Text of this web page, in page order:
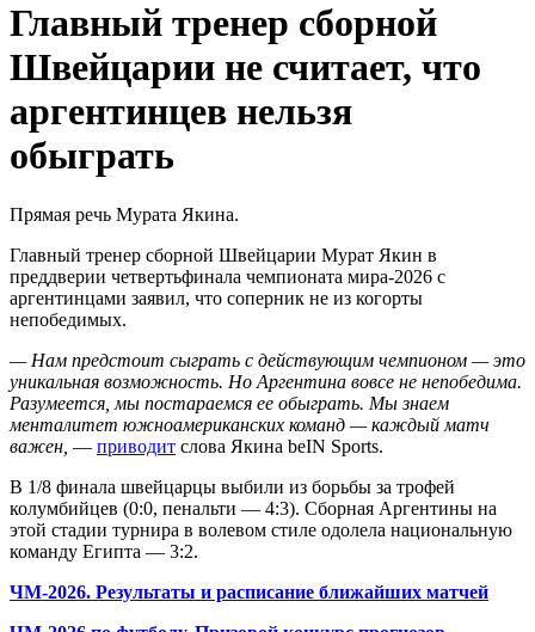
Главный тренер сборной
Швейцарии не считает, что
аргентинцев нельзя
обыграть
Прямая речь Мурата Якина.
Главный тренер сборной Швейцарии Мурат Якин в
преддверии четвертьфинала чемпионата мира-2026 с
аргентинцами заявил, что соперник не из когорты
непобедимых.
— Нам предстоит сыграть с действующим чемпионом — это
уникальная возможность. Но Аргентина вовсе не непобедима.
Разумеется, мы постараемся ее обыграть. Мы знаем
менталитет южноамериканских команд — каждый матч
важен, — приводит слова Якина beIN Sports.
В 1/8 финала швейцарцы выбили из борьбы за трофей
колумбийцев (0:0, пенальти — 4:3). Сборная Аргентины на
этой стадии турнира в волевом стиле одолела национальную
команду Египта — 3:2.
ЧМ-2026. Результаты и расписание ближайших матчей